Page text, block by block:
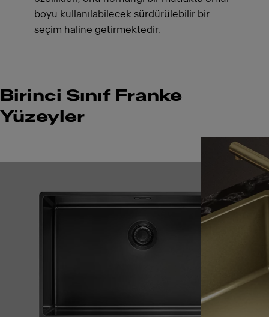
boyu kullanılabilecek sürdürülebilir bir
seçim haline getirmektedir.
Birinci Sınıf Franke
Yüzeyler